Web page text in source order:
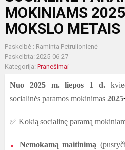
MOKINIAMS
MOKSLO METAIS
Paskelbė : Raminta Petrulionienė
Paskelbta: 2025-06-27
Kategorija: Pranešimai
Nuo 2025 m. liepos 1 d.
socialinės paramos mokinimas 2025
✅ Kokią socialinę paramą
Nemokamą maitinimą